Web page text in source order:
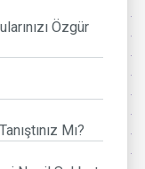
Özgür
Mı?